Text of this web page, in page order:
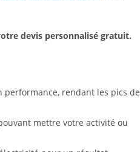
devis personnalisé gratuit.
performance, rendant les pics de
mettre votre activité ou